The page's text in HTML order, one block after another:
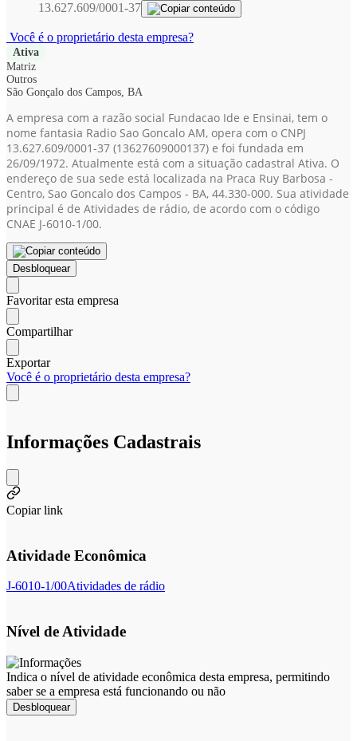
13.627.609/0001-37
Você é o proprietário desta empresa?
Ativa
Matriz
Outros
São Gonçalo dos Campos, BA
A empresa com a razão social Fundacao Ide e Ensinai, tem o
nome fantasia Radio Sao Goncalo AM, opera com o CNPJ
13.627.609/0001-37 (13627609000137) e foi fundada em
26/09/1972. Atualmente está com a situação cadastral Ativa. O
endereço de sua sede está localizada na Praca Ruy Barbosa -
Centro, Sao Goncalo dos Campos - BA, 44.330-000. Sua atividade
principal é de Atividades de rádio, de acordo com o código
CNAE J-6010-1/00.
Desbloquear
Favoritar esta empresa
Compartilhar
Exportar
Você é o proprietário desta empresa?
Informações Cadastrais
Copiar link
Atividade Econômica
J-6010-1/00Atividades de rádio
Nível de Atividade
Indica o nível de atividade econômica desta empresa, permitindo
saber se a empresa está funcionando ou não
Desbloquear